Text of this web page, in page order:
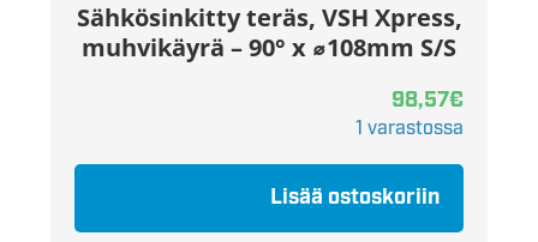
Sähkösinkitty teräs, VSH Xpress,
muhvikäyrä – 90° x ⌀108mm S/S
98,57€
1 varastossa
Lisää ostoskoriin